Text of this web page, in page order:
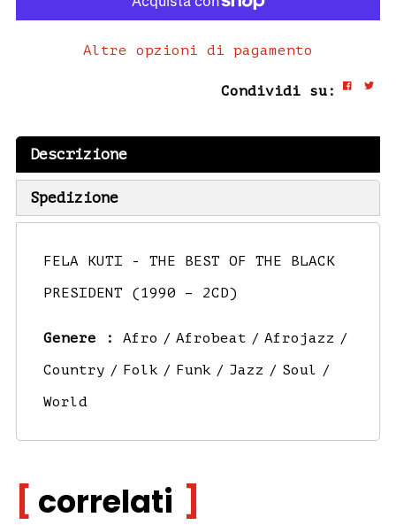
Altre opzioni di pagamento
Condividi su:
Descrizione
Spedizione
FELA KUTI - THE BEST OF THE BLACK
PRESIDENT (1990 – 2CD)
Genere : Afro Afrobeat
Afrojazz
Country
Folk Funk Jazz
Soul
World
correlati